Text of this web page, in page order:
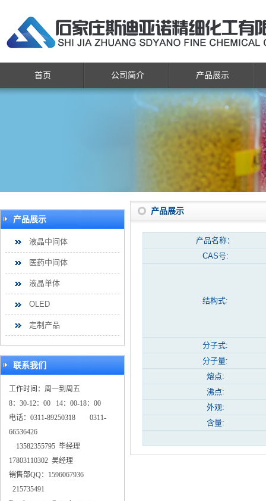
首页 公司简介 产品展示
产品展示
液晶中间体
医药中间体
液晶单体
OLED
定制产品
联系我们
工作时间：周一到周五
8：30-12：00 14：00-18：00
电话：0311-89250318 0311-
66536426
13582355795 毕经理
17803110302 吴经理
销售部QQ：1596067936
215735491
产品展示
产品名称：
CAS号:
结构式:
分子式:
分子量:
熔点:
沸点:
外观:
含量: